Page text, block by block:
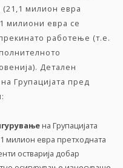
милион евра
милиони евра се
работење (т.е.
Детален
Групацијата пред
на Групацијата
милион евра претходната
остварија добар